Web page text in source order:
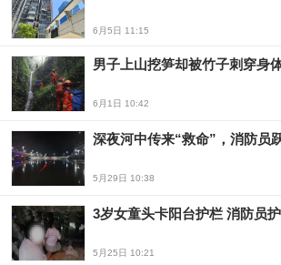
6月5日 11:15
男子上山挖笋却被竹子刺穿身
6月1日 10:42
深夜河中传来“救命”，消防员
5月29日 10:38
3岁女童头卡阳台护栏 消防员
5月25日 10:21